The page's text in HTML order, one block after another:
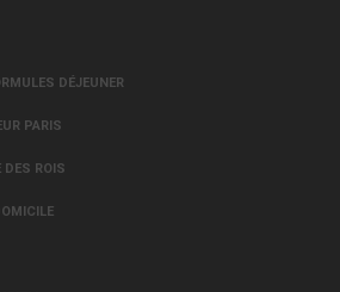
DÉJEUNER
PARIS
DES ROIS